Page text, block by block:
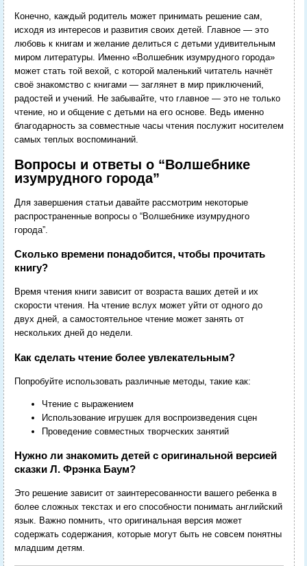
Конечно, каждый родитель может принимать решение сам,
исходя из интересов и развития своих детей. Главное — это
любовь к книгам и желание делиться с детьми удивительным
миром литературы. Именно «Волшебник изумрудного города»
может стать той вехой, с которой маленький читатель начнёт
своё знакомство с книгами — заглянет в мир приключений,
радостей и учений. Не забывайте, что главное — это не только
чтение, но и общение с детьми на его основе. Ведь именно
благодарность за совместные часы чтения послужит носителем
самых теплых воспоминаний.
Вопросы и ответы о “Волшебнике
изумрудного города”
Для завершения статьи давайте рассмотрим некоторые
распространенные вопросы о “Волшебнике изумрудного
города”.
Сколько времени понадобится, чтобы прочитать
книгу?
Время чтения книги зависит от возраста ваших детей и их
скорости чтения. На чтение вслух может уйти от одного до
двух дней, а самостоятельное чтение может занять от
нескольких дней до недели.
Как сделать чтение более увлекательным?
Попробуйте использовать различные методы, такие как:
Чтение с выражением
Использование игрушек для воспроизведения сцен
Проведение совместных творческих занятий
Нужно ли знакомить детей с оригинальной версией
сказки Л. Фрэнка Баум?
Это решение зависит от заинтересованности вашего ребенка в
более сложных текстах и его способности понимать английский
язык. Важно помнить, что оригинальная версия может
содержать содержания, которые могут быть не совсем понятны
младшим детям.